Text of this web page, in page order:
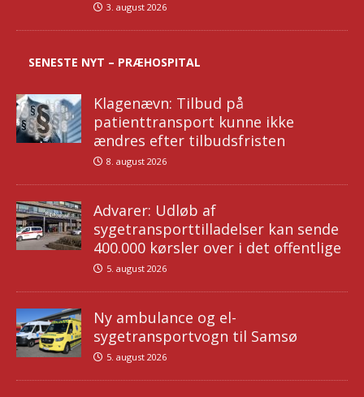
3. august 2026
SENESTE NYT – PRÆHOSPITAL
Klagenævn: Tilbud på
patienttransport kunne ikke
ændres efter tilbudsfristen
8. august 2026
Advarer: Udløb af
sygetransporttilladelser kan sende
400.000 kørsler over i det offentlige
5. august 2026
Ny ambulance og el-
sygetransportvogn til Samsø
5. august 2026